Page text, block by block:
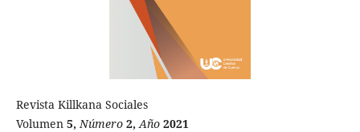
Revista Killkana Sociales
Volumen 5,Número 2,Año 2021